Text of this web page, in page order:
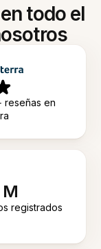
todo el
reseñas en
registrados